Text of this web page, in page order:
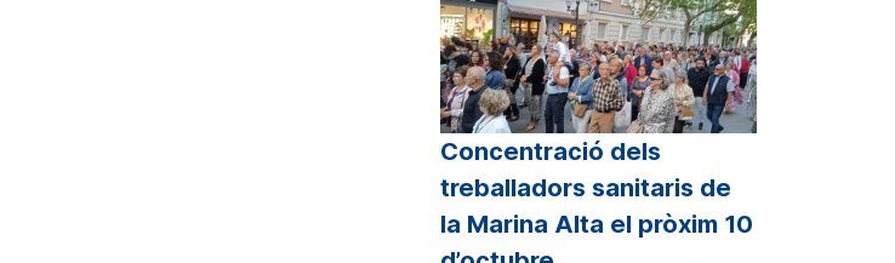
Concentració dels
treballadors sanitaris de
la Marina Alta el pròxim 10